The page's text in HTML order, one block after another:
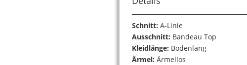
Schnitt:A-Linie
Ausschnitt: Bandeau Top
Kleidlänge: Bodenlang
Ärmel: Ärmellos